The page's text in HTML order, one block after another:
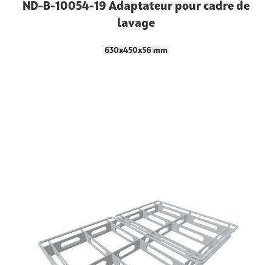
ND-B-10054-19 Adaptateur pour cadre de
lavage
630x450x56 mm